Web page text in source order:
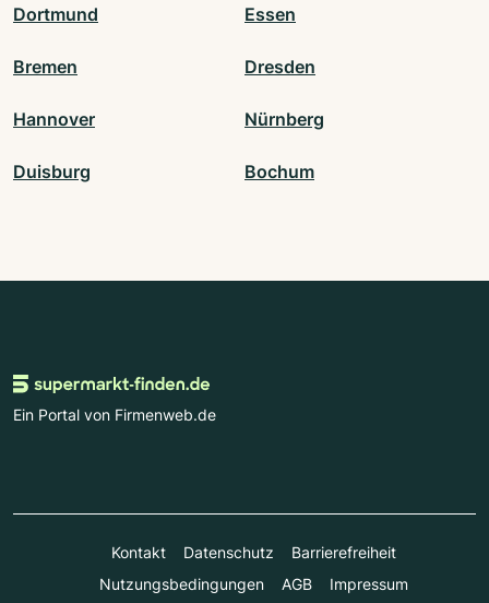
Dortmund Essen
Bremen Dresden
Hannover Nürnberg
Duisburg Bochum
Ein Portal von Firmenweb.de
Kontakt Datenschutz
Barrierefreiheit
Nutzungsbedingungen
AGB Impressum